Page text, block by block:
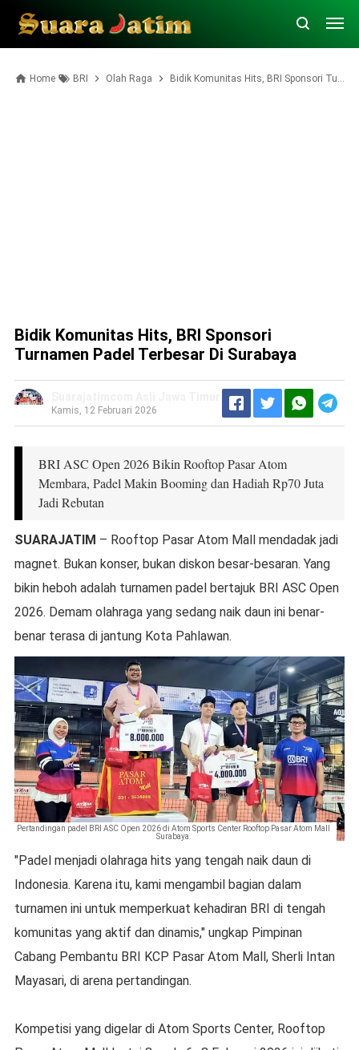
Home BRI Olah Raga Bidik Komunitas Hits, BRI Sponsori Turnamen Padel Terbesar di Surabaya
Bidik Komunitas Hits, BRI Sponsori
Turnamen Padel Terbesar Di Surabaya
Kamis, 12 Februari 2026
BRI ASC Open 2026 Bikin Rooftop Pasar Atom
Membara, Padel Makin Booming dan Hadiah Rp70 Juta
Jadi Rebutan
SUARAJATIM – Rooftop Pasar Atom Mall mendadak jadi
magnet. Bukan konser, bukan diskon besar-besaran. Yang
bikin heboh adalah turnamen padel bertajuk BRI ASC Open
2026. Demam olahraga yang sedang naik daun ini benar-
benar terasa di jantung Kota Pahlawan.
Pertandingan padel BRI ASC Open 2026 di Atom Sports Center Rooftop Pasar Atom Mall
Surabaya.
"Padel menjadi olahraga hits yang tengah naik daun di
Indonesia. Karena itu, kami mengambil bagian dalam
turnamen ini untuk memperkuat kehadiran BRI di tengah
komunitas yang aktif dan dinamis," ungkap Pimpinan
Cabang Pembantu BRI KCP Pasar Atom Mall, Sherli Intan
Mayasari, di arena pertandingan.
Kompetisi yang digelar di Atom Sports Center, Rooftop